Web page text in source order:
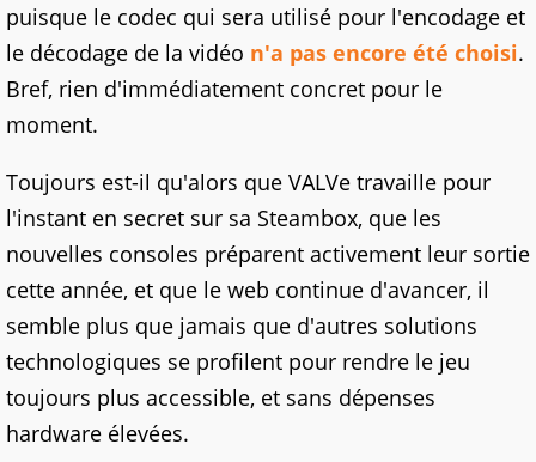
puisque le codec qui sera utilisé pour l'encodage et
le décodage de la vidéo n'a pas encore été choisi.
Bref, rien d'immédiatement concret pour le
moment.
Toujours est-il qu'alors que VALVe travaille pour
l'instant en secret sur sa Steambox, que les
nouvelles consoles préparent activement leur sortie
cette année, et que le web continue d'avancer, il
semble plus que jamais que d'autres solutions
technologiques se profilent pour rendre le jeu
toujours plus accessible, et sans dépenses
hardware élevées.